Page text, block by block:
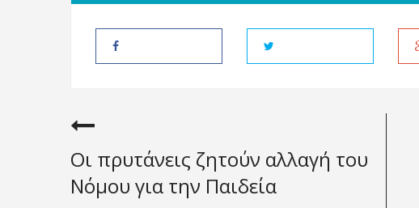
Οι πρυτάνεις ζητούν αλλαγή του
Νόμου για την Παιδεία